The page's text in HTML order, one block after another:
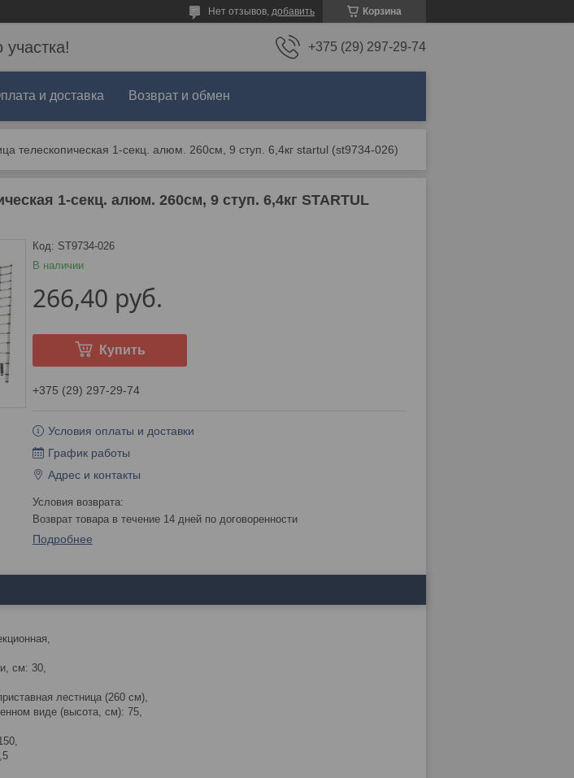
Корзина
Нет отзывов, добавить
+375 (29) 297-29-74
и доставка Возврат и обмен
телескопическая 1-секц. алюм. 260см, 9 ступ. 6,4кг startul (st9734-026)
1-секц. алюм. 260см, 9 ступ. 6,4кг STARTUL
В наличии
Код: ST9734-026
266,40 руб.
Купить
+375 (29) 297-29-74
Условия оплаты и доставки
График работы
Адрес и контакты
возврат товара в течение 14 дней по договоренности
Подробнее
см: 30,
лестница (260 см),
виде (высота, см): 75,